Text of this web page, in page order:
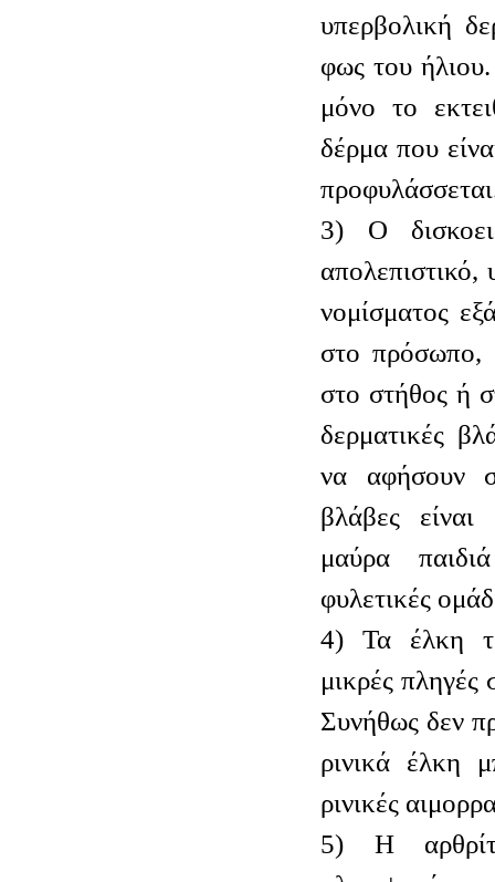
υπερβολική
φως του
μόνο το
δέρμα που
3) Ο
νομίσματος
στο πρόσωπο,
στο στήθος ή
δερματικές
να αφήσουν
βλάβες είναι
μαύρα
φυλετικές
4) Τα έλκη
μικρές
Συνήθως δεν
ρινικά έλκη
ρινικές
5) Η